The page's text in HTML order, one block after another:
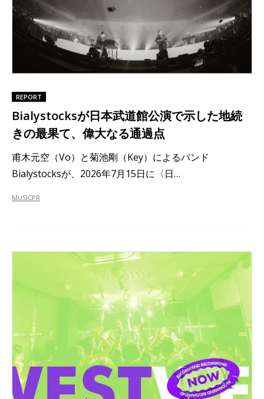
REPORT
Bialystocksが日本武道館公演で示した地続
きの最果て、偉大なる通過点
甫木元空（Vo）と菊池剛（Key）によるバンド
Bialystocksが、2026年7月15日に〈日…
MUSICPR